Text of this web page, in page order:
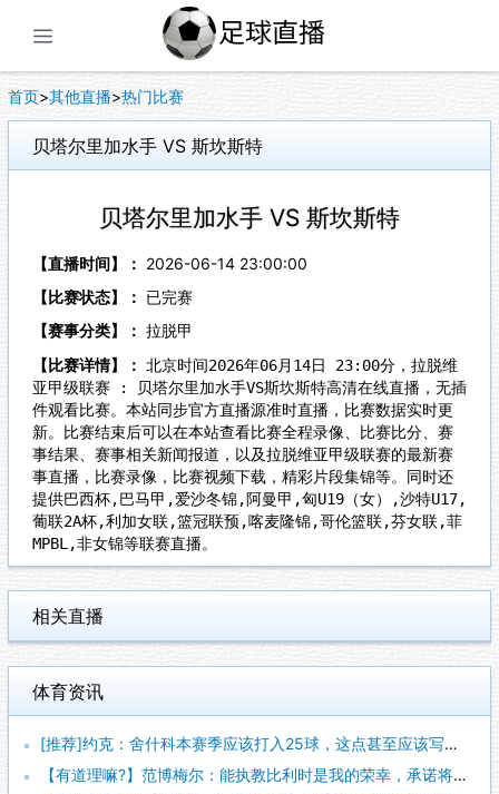
首页>其他直播>热门比赛
贝塔尔里加水手 VS 斯坎斯特
贝塔尔里加水手 VS 斯坎斯特
【直播时间】： 2026-06-14 23:00:00
【比赛状态】：
已完赛
【赛事分类】： 拉脱甲
【比赛详情】： 北京时间2026年06月14日 23:00分，拉脱维
亚甲级联赛 : 贝塔尔里加水手VS斯坎斯特高清在线直播，无插
件观看比赛。本站同步官方直播源准时直播，比赛数据实时更
新。比赛结束后可以在本站查看比赛全程录像、比赛比分、赛
事结果、赛事相关新闻报道，以及拉脱维亚甲级联赛的最新赛
事直播，比赛录像，比赛视频下载，精彩片段集锦等。同时还
提供巴西杯,巴马甲,爱沙冬锦,阿曼甲,匈U19（女）,沙特U17,
葡联2A杯,利加女联,篮冠联预,喀麦隆锦,哥伦篮联,芬女联,菲
MPBL,非女锦等联赛直播。
相关直播
体育资讯
[推荐]约克：舍什科本赛季应该打入25球，这点甚至应该写进他
【有道理嘛?】范博梅尔：能执教比利时是我的荣幸，承诺将做到勤